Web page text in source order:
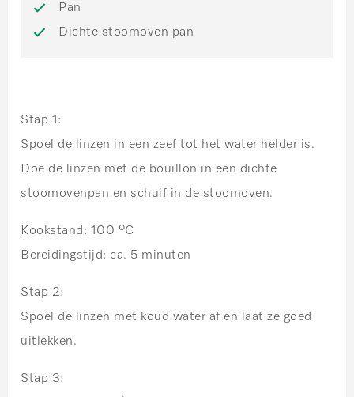
Pan
Dichte stoomoven pan
Stap 1:
Spoel de linzen in een zeef tot het water helder is.
Doe de linzen met de bouillon in een dichte
stoomovenpan en schuif in de stoomoven.
Kookstand: 100 ºC
Bereidingstijd: ca. 5 minuten
Stap 2:
Spoel de linzen met koud water af en laat ze goed
uitlekken.
Stap 3: